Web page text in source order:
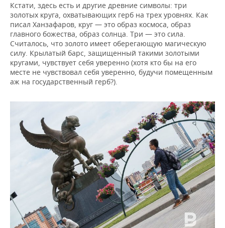
Кстати, здесь есть и другие древние символы: три
золотых круга, охватывающих герб на трех уровнях. Как
писал Ханзафаров, круг — это образ космоса, образ
главного божества, образ солнца. Три — это сила.
Считалось, что золото имеет оберегающую магическую
силу. Крылатый барс, защищенный такими золотыми
кругами, чувствует себя уверенно (хотя кто бы на его
месте не чувствовал себя уверенно, будучи помещенным
аж на государственный герб?).